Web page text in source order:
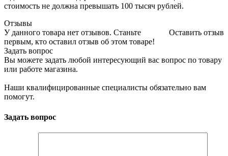
стоимость не должна превышать 100 тысяч рублей.
Отзывы
Оставить отзыв
У данного товара нет отзывов. Станьте
первым, кто оставил отзыв об этом товаре!
Задать вопрос
Вы можете задать любой интересующий вас вопрос по товару
или работе магазина.
Наши квалифицированные специалисты обязательно вам
помогут.
Задать вопрос